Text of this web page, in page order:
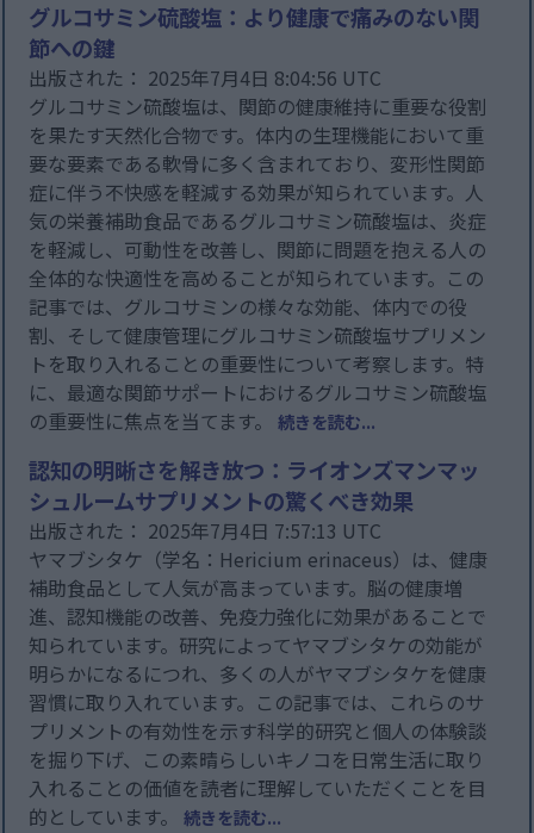
グルコサミン硫酸塩：より健康で痛みのない関
節への鍵
出版された： 2025年7月4日 8:04:56 UTC
グルコサミン硫酸塩は、関節の健康維持に重要な役割
を果たす天然化合物です。体内の生理機能において重
要な要素である軟骨に多く含まれており、変形性関節
症に伴う不快感を軽減する効果が知られています。人
気の栄養補助食品であるグルコサミン硫酸塩は、炎症
を軽減し、可動性を改善し、関節に問題を抱える人の
全体的な快適性を高めることが知られています。この
記事では、グルコサミンの様々な効能、体内での役
割、そして健康管理にグルコサミン硫酸塩サプリメン
トを取り入れることの重要性について考察します。特
に、最適な関節サポートにおけるグルコサミン硫酸塩
の重要性に焦点を当てます。続きを読む...
認知の明晰さを解き放つ：ライオンズマンマッ
シュルームサプリメントの驚くべき効果
出版された： 2025年7月4日 7:57:13 UTC
ヤマブシタケ（学名：Hericium erinaceus）は、健康
補助食品として人気が高まっています。脳の健康増
進、認知機能の改善、免疫力強化に効果があることで
知られています。研究によってヤマブシタケの効能が
明らかになるにつれ、多くの人がヤマブシタケを健康
習慣に取り入れています。この記事では、これらのサ
プリメントの有効性を示す科学的研究と個人の体験談
を掘り下げ、この素晴らしいキノコを日常生活に取り
入れることの価値を読者に理解していただくことを目
的としています。続きを読む...